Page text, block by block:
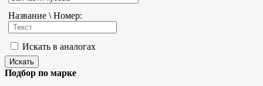
Название \ Номер:
Искать в аналогах
Подбор по марке